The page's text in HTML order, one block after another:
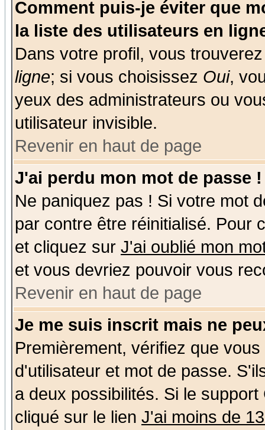
Comment puis-je éviter que
la liste des utilisateurs en
Dans votre profil, vous
ligne; si vous choisissez Oui,
yeux des administrateurs ou
utilisateur invisible.
Revenir en haut de page
J'ai perdu mon mot de passe !
Ne paniquez pas ! Si votre mot
par contre être réinitialisé. Pour
et cliquez sur J'ai oublié mon
et vous devriez pouvoir vous
Revenir en haut de page
Je me suis inscrit mais ne
Premièrement, vérifiez que
d'utilisateur et mot de passe.
a deux possibilités. Si le
cliqué sur le lien J'ai moins de